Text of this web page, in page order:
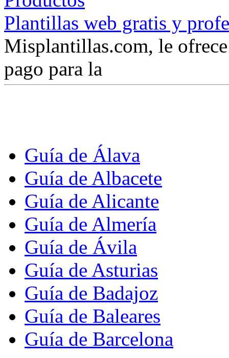
Plantillas web gratis y
Misplantillas.com, le
pago para la
Guía de Álava
Guía de Albacete
Guía de Alicante
Guía de Almería
Guía de Ávila
Guía de Asturias
Guía de Badajoz
Guía de Baleares
Guía de Barcelona